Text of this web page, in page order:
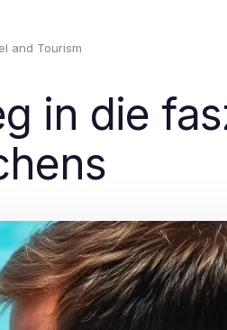
and Tourism
in die